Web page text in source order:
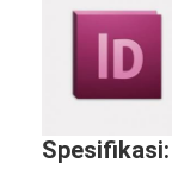
Spesifikasi: